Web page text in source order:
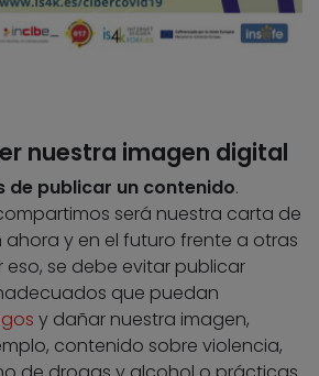
nuestra imagen digital
de publicar un contenido.
será nuestra carta de
y en el futuro frente a otras
eso, se debe evitar publicar
que puedan
y dañar nuestra imagen,
contenido sobre violencia,